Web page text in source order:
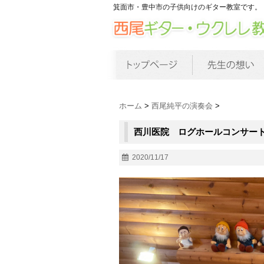
箕面市・豊中市の子供向けのギター教室です。
ホーム > 西尾純平の演奏会 >
西川医院 ログホールコンサー
2020/11/17